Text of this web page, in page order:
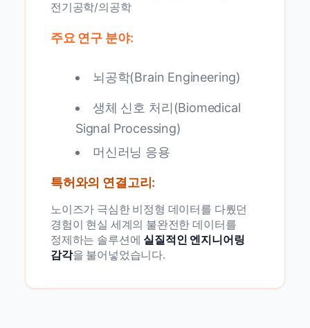
전기공학/의공학
주요 연구 분야:
뇌공학(Brain Engineering)
생체 신호 처리(Biomedical
Signal Processing)
머신러닝 응용
특허와의 연결고리:
노이즈가 극심한 비정형 데이터를 다뤘던
경험이 현실 세계의 불완전한 데이터를
정제하는 솔루션에 실질적인 엔지니어링
감각을 불어넣었습니다.